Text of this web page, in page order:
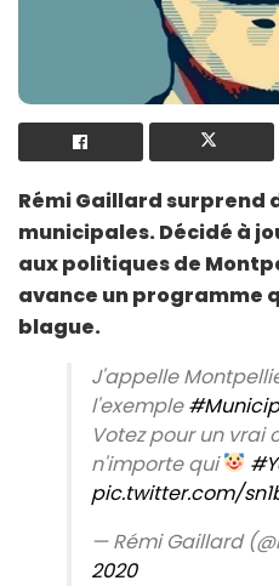
Rémi Gaillard surprend
municipales. Décidé à
aux politiques de
avance un programme
blague.
J'appelle
l'exemple
Votez pour un vrai
n'importe qui
pic.twitter.com/
— Rémi Gaillard
2020